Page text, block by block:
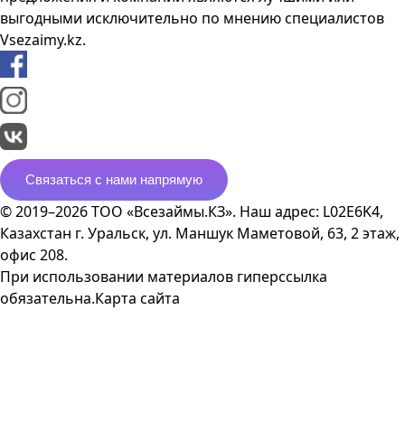
выгодными исключительно по мнению специалистов
Vsezaimy.kz.
Связаться с нами напрямую
© 2019–2026 ТОО «Всезаймы.КЗ». Наш адрес: L02E6K4,
Казахстан г. Уральск, ул. Маншук Маметовой, 63, 2 этаж,
офис 208.
При использовании материалов гиперссылка
обязательна.Карта сайта